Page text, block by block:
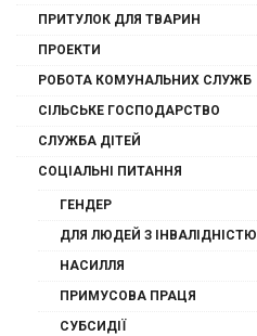
ПРИТУЛОК ДЛЯ ТВАРИН
ПРОЕКТИ
РОБОТА КОМУНАЛЬНИХ СЛУЖБ
СІЛЬСЬКЕ ГОСПОДАРСТВО
СЛУЖБА ДІТЕЙ
СОЦІАЛЬНІ ПИТАННЯ
ГЕНДЕР
ДЛЯ ЛЮДЕЙ З ІНВАЛІДНІСТЮ
НАСИЛЛЯ
ПРИМУСОВА ПРАЦЯ
СУБСИДІЇ